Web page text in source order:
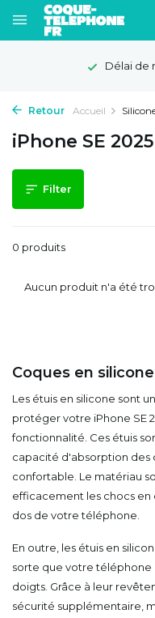
Délai de
Retour Accueil
iPhone SE
Filter
0 produits
Aucun produit n'a été
Coques en
Les étuis en silicone sont
protéger votre iPhone SE
fonctionnalité. Ces étuis
capacité d'absorption des
confortable. Le matériau
efficacement les chocs en
dos de votre téléphone.
En outre, les étuis en
sorte que votre téléphone
doigts. Grâce à leur
sécurité supplémentaire,